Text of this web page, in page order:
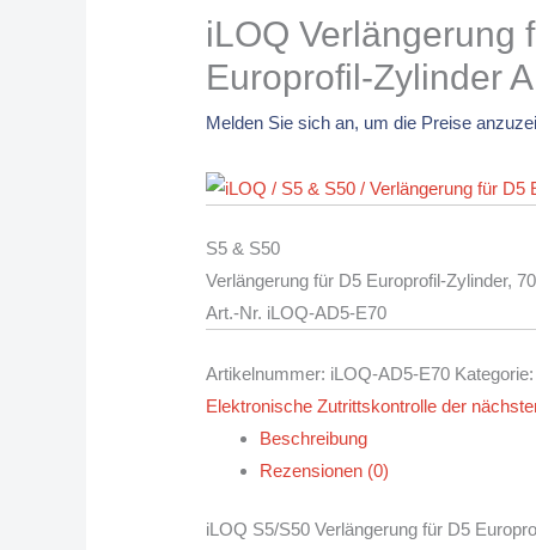
iLOQ Verlängerung
Europrofil-Zylinder
Melden Sie sich an, um die Preise
S5 & S50
Verlängerung für D5 Europrofil-Zylinder,
Art.-Nr. iLOQ-AD5-E70
Artikelnummer: iLOQ-AD5-E70
Elektronische Zutrittskontrolle der
Beschreibung
Rezensionen (0)
iLOQ S5/S50 Verlängerung für D5